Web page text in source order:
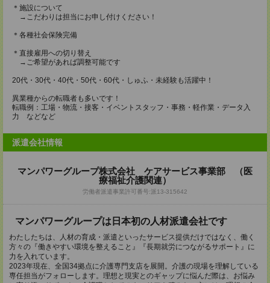
＊施設について
→こだわりは担当にお申し付けください！
＊各種社会保険完備
＊直接雇用への切り替え
→ご希望があれば調整可能です
20代・30代・40代・50代・60代・しゅふ・未経験も活躍中！
異業種からの転職者も多いです！
転職例：工場・物流・接客・イベントスタッフ・事務・軽作業・データ入
力 などなど
派遣会社情報
マンパワーグループ株式会社 ケアサービス事業部 （医
療福祉介護関連）
労働者派遣事業許可番号:派13-315642
マンパワーグループは日本初の人材派遣会社です
わたしたちは、人材の育成・派遣といったサービス提供だけではなく、働く
方々の『働きやすい環境を整えること』『長期就労につながるサポート』に
力を入れています。
2023年現在、全国34拠点に介護専門支店を展開。介護の現場を理解している
専任担当がフォローします。理想と現実とのギャップに悩んだ際は、お悩み